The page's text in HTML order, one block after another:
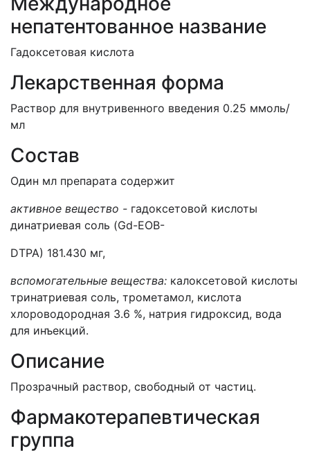
непатентованное название
Гадоксетовая кислота
Лекарственная форма
Раствор для внутривенного введения 0.25 ммоль/
мл
Состав
Один мл препарата содержит
активное вещество - гадоксетовой кислоты
динатриевая соль (Gd-EOB-
DTPA) 181.430 мг,
вспомогательные вещества: калоксетовой кислоты
тринатриевая соль, трометамол, кислота
хлороводородная 3.6 %, натрия гидроксид, вода
для инъекций.
Описание
Прозрачный раствор, свободный от частиц.
Фармакотерапевтическая
группа